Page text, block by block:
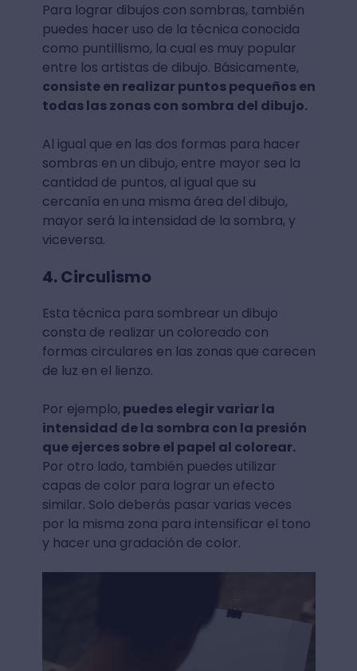
Para lograr dibujos con sombras, también
puedes hacer uso de la técnica conocida
como puntillismo, la cual es muy popular
entre los artistas de dibujo. Básicamente,
consiste en realizar puntos pequeños en
todas las zonas con sombra del dibujo.
Al igual que en las dos formas para hacer
sombras en un dibujo, entre mayor sea la
cantidad de puntos, al igual que su
cercanía en una misma área del dibujo,
mayor será la intensidad de la sombra, y
viceversa.
4. Circulismo
Esta técnica para sombrear un dibujo
consta de realizar un coloreado con
formas circulares en las zonas que carecen
de luz en el lienzo.
Por ejemplo, puedes elegir variar la
intensidad de la sombra con la presión
que ejerces sobre el papel al colorear.
Por otro lado, también puedes utilizar
capas de color para lograr un efecto
similar. Solo deberás pasar varias veces
por la misma zona para intensificar el tono
y hacer una gradación de color.